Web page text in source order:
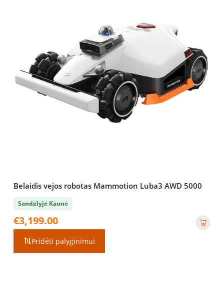
Belaidis vejos robotas Mammotion Luba3 AWD 5000
Sandėlyje Kaune
€3,199.00
Pridėti palyginimui